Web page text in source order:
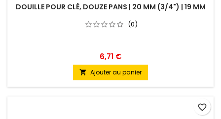
DOUILLE POUR CLÉ, DOUZE PANS | 20 MM (3/4") | 19 MM
(0)
6,71 €
 Ajouter au panier
favorite_border